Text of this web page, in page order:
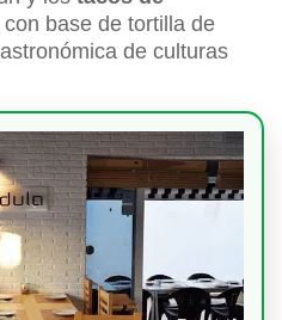
con base de tortilla de
de culturas